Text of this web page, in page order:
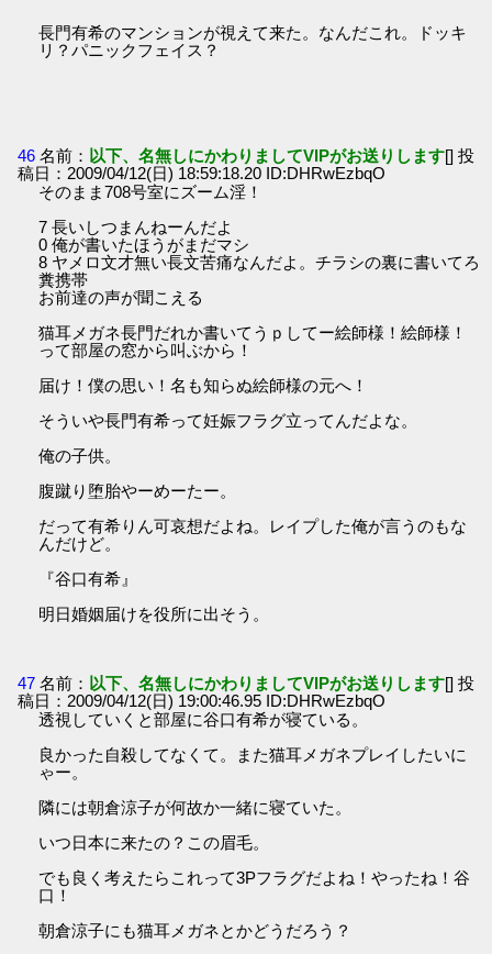
長門有希のマンションが視えて来た。なんだこれ。ドッキ
リ？パニックフェイス？
46 名前： 以下、名無しにかわりましてVIPがお送りします[] 投
稿日：2009/04/12(日) 18:59:18.20 ID:DHRwEzbqO
そのまま708号室にズーム淫！
7 長いしつまんねーんだよ
0 俺が書いたほうがまだマシ
8 ヤメロ文才無い長文苦痛なんだよ。チラシの裏に書いてろ
糞携帯
お前達の声が聞こえる
猫耳メガネ長門だれか書いてうｐしてー絵師様！絵師様！
って部屋の窓から叫ぶから！
届け！僕の思い！名も知らぬ絵師様の元へ！
そういや長門有希って妊娠フラグ立ってんだよな。
俺の子供。
腹蹴り堕胎やーめーたー。
だって有希りん可哀想だよね。レイプした俺が言うのもな
んだけど。
『谷口有希』
明日婚姻届けを役所に出そう。
47 名前： 以下、名無しにかわりましてVIPがお送りします[] 投
稿日：2009/04/12(日) 19:00:46.95 ID:DHRwEzbqO
透視していくと部屋に谷口有希が寝ている。
良かった自殺してなくて。また猫耳メガネプレイしたいに
ゃー。
隣には朝倉涼子が何故か一緒に寝ていた。
いつ日本に来たの？この眉毛。
でも良く考えたらこれって3Pフラグだよね！やったね！谷
口！
朝倉涼子にも猫耳メガネとかどうだろう？